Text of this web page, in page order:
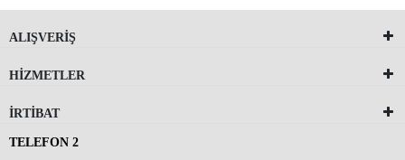
ALIŞVERİŞ
HİZMETLER
İRTİBAT
TELEFON 2